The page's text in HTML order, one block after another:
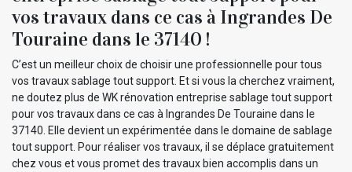
vos travaux dans ce cas à Ingrandes De
Touraine dans le 37140 !
C’est un meilleur choix de choisir une professionnelle pour tous
vos travaux sablage tout support. Et si vous la cherchez vraiment,
ne doutez plus de WK rénovation entreprise sablage tout support
pour vos travaux dans ce cas à Ingrandes De Touraine dans le
37140. Elle devient un expérimentée dans le domaine de sablage
tout support. Pour réaliser vos travaux, il se déplace gratuitement
chez vous et vous promet des travaux bien accomplis dans un